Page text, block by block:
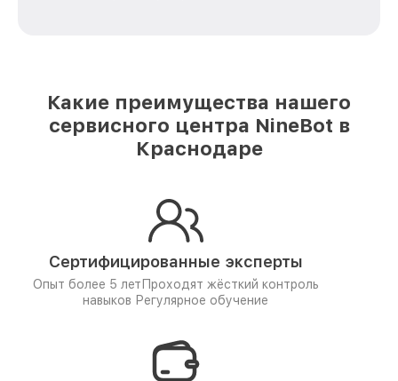
Какие преимущества нашего
сервисного центра NineBot в
Краснодаре
Сертифицированные эксперты
Опыт более 5 лет Проходят жёсткий контроль
навыков Регулярное обучение